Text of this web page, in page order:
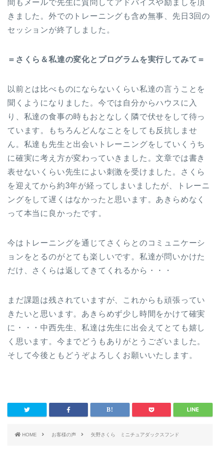
間もメールで先生に質問してアドバイスや励ましを頂
きました。外でのトレーニングも含め無事、先日3回の
セッションが終了しました。
＝さくら＆私達の変化とプログラムを実行してみて＝
以前とは比べものにならないくらい私達の言うことを
聞くようになりました。今では自分からハウスに入
り、私達の食事の時もおとなしく隣で伏せをして待っ
ています。もちろんどんなことをしても反抗しませ
ん。私達も先生と出会いトレーニングをしていくうち
に確実に考え方が変わっていきました。文章では書き
表せないくらい先生によい刺激を受けました。さくら
を迎えてから約3年が経ってしまいましたが、トレーニ
ングをして遅くはなかったと思います。あきらめなく
って本当に良かったです。
今はトレーニングを通じてさくらとのコミュニケーシ
ョンをとるのがとても楽しいです。私達が問いかけた
だけ、さくらは返してきてくれるから・・・
まだ課題は残されていますが、これからも頑張ってい
きたいと思います。あきらめず少し時間をかけて確実
に・・・中西先生、私達は先生に出会えてとても嬉し
く思います。今までどうもありがとうございました。
そして今後ともどうぞよろしくお願いいたします。
HOME お客様の声 矢野さくら ミニチュアダックスフンド